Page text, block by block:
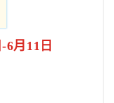
6月11日